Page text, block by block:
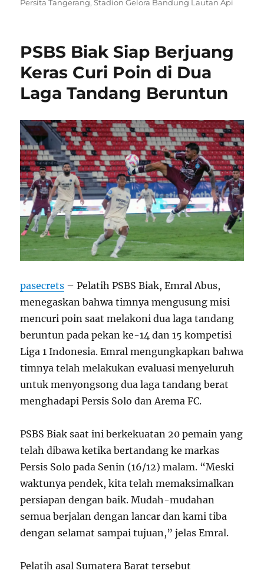
Persita Tangerang,Stadion Gelora Bandung Lautan Api
PSBS Biak Siap Berjuang
Keras Curi Poin di Dua
Laga Tandang Beruntun
pasecrets – Pelatih PSBS Biak, Emral Abus,
menegaskan bahwa timnya mengusung misi
mencuri poin saat melakoni dua laga tandang
beruntun pada pekan ke-14 dan 15 kompetisi
Liga 1 Indonesia. Emral mengungkapkan bahwa
timnya telah melakukan evaluasi menyeluruh
untuk menyongsong dua laga tandang berat
menghadapi Persis Solo dan Arema FC.
PSBS Biak saat ini berkekuatan 20 pemain yang
telah dibawa ketika bertandang ke markas
Persis Solo pada Senin (16/12) malam. “Meski
waktunya pendek, kita telah memaksimalkan
persiapan dengan baik. Mudah-mudahan
semua berjalan dengan lancar dan kami tiba
dengan selamat sampai tujuan,” jelas Emral.
Pelatih asal Sumatera Barat tersebut